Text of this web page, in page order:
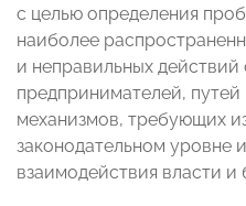
с целью определения
наиболее
и неправильных
предпринимателей,
механизмов, требующих
законодательном уровне
взаимодействия власти и